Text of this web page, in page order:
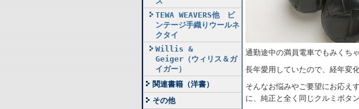
TEWA WEAVERS他 ビ
ンテージ手織りウールネ
クタイ
Willis &
Geiger（ウィリス＆ガ
イガー）
関連書籍（洋書）
その他
通勤途中の満員電車でもみくち
長年愛用していたので、経年変
そんなお悩みやご要望にお応え
に、純正と全く同じクルミボタ